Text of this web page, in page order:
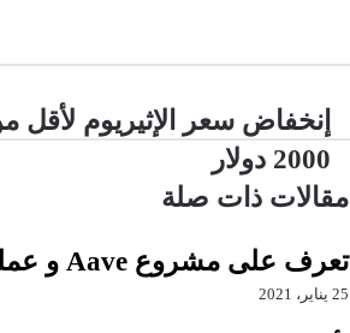
إنخفاض
سعر
الإثيريوم
لأقل
دولار
إنخفاض سعر الإثيريوم لأقل
2000 دولار
مقالات ذات صلة
تعرف على مشروع Aave و عملة AAVE الرقمية
25 يناير، 2021